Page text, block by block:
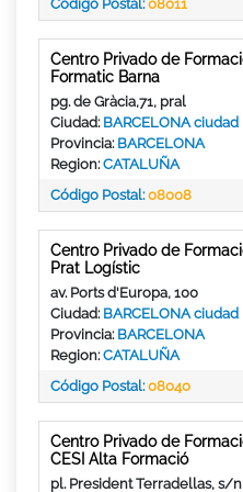
Código Postal:08011
Centro Privado de
Formatic Barna
pg. de Gràcia,71, pral
Ciudad: BARCELONA ciudad
Provincia: BARCELONA
Region:CATALUÑA
Código Postal:08008
Centro Privado de
Prat Logístic
av. Ports d'Europa, 100
Ciudad: BARCELONA ciudad
Provincia: BARCELONA
Region:CATALUÑA
Código Postal:08040
Centro Privado de
CESI Alta Formació
pl. President Terradellas, s/n